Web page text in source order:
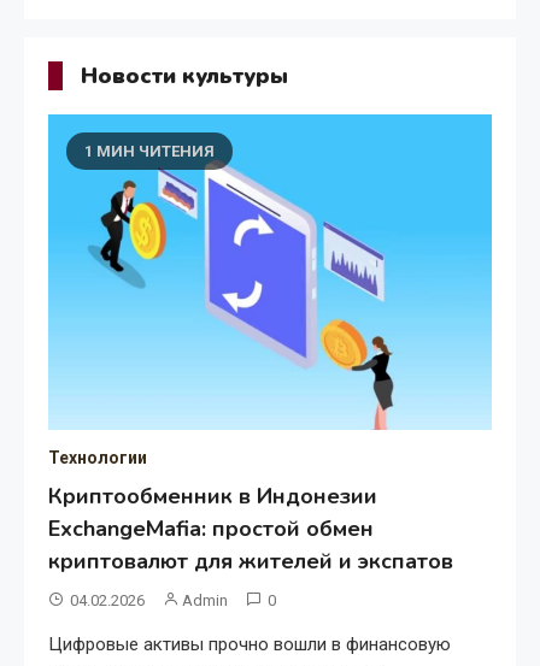
Новости культуры
1 МИН ЧИТЕНИЯ
Технологии
Криптообменник в Индонезии
ExchangeMafia: простой обмен
криптовалют для жителей и экспатов
04.02.2026 Admin 0
Цифровые активы прочно вошли в финансовую